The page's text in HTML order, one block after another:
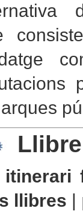
arques
itinerari
llibres |